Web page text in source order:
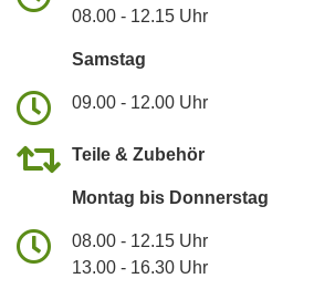
08.00 - 12.15 Uhr
Samstag
09.00 - 12.00 Uhr
Teile & Zubehör
Montag bis Donnerstag
08.00 - 12.15 Uhr
13.00 - 16.30 Uhr